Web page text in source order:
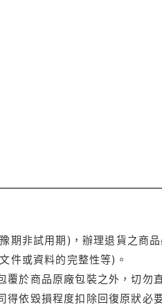
期非試用期)，辦理退貨之商
件或資料的完整性等)。
於商品原廠包裝之外，切勿
得依毀損程度扣除回復原狀必